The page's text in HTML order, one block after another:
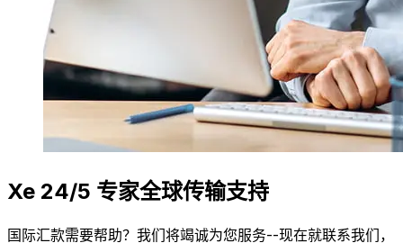
Xe 24/5 专家全球传输支持
国际汇款需要帮助？我们将竭诚为您服务--现在就联系我们，